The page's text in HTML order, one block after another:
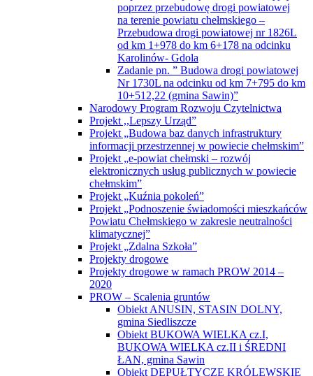
poprzez przebudowę drogi powiatowej
na terenie powiatu chełmskiego –
Przebudowa drogi powiatowej nr 1826L
od km 1+978 do km 6+178 na odcinku
Karolinów- Gdola
Zadanie pn. ” Budowa drogi powiatowej
Nr 1730L na odcinku od km 7+795 do km
10+512,22 (gmina Sawin)”
Narodowy Program Rozwoju Czytelnictwa
Projekt ,,Lepszy Urząd”
Projekt „Budowa baz danych infrastruktury
informacji przestrzennej w powiecie chełmskim”
Projekt „e-powiat chełmski – rozwój
elektronicznych usług publicznych w powiecie
chełmskim”
Projekt „Kuźnia pokoleń”
Projekt „Podnoszenie świadomości mieszkańców
Powiatu Chełmskiego w zakresie neutralności
klimatycznej”
Projekt „Zdalna Szkoła”
Projekty drogowe
Projekty drogowe w ramach PROW 2014 –
2020
PROW – Scalenia gruntów
Obiekt ANUSIN, STASIN DOLNY,
gmina Siedliszcze
Obiekt BUKOWA WIELKA cz.I,
BUKOWA WIELKA cz.II i ŚREDNI
ŁAN, gmina Sawin
Obiekt DEPUŁTYCZE KRÓLEWSKIE